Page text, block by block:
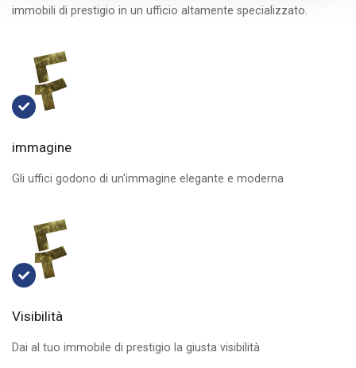
immobili di prestigio in un ufficio altamente specializzato.
immagine
Gli uffici godono di un'immagine elegante e moderna
Visibilità
Dai al tuo immobile di prestigio la giusta visibilità